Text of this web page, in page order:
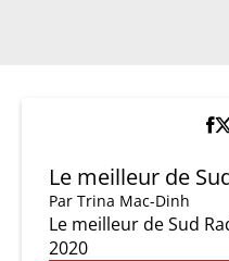
Le meilleur de
Par Trina Mac-Dinh
Le meilleur de Sud
2020